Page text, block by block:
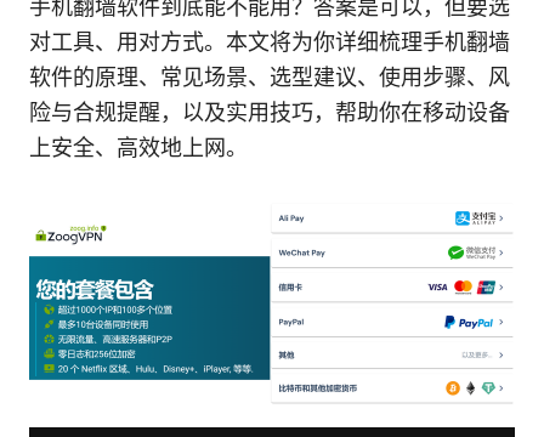
手机翻墙软件到底能不能用？答案是可以，但要选
对工具、用对方式。本文将为你详细梳理手机翻墙
软件的原理、常见场景、选型建议、使用步骤、风
险与合规提醒，以及实用技巧，帮助你在移动设备
上安全、高效地上网。